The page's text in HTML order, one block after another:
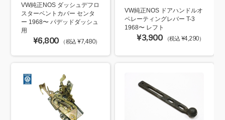
VW純正NOS ダッシュデフロ
スターベントカバー センタ
ー 1968〜 パデッドダッシュ
用
¥6,800 （税込 ¥7,480）
VW純正NOS ドアハンドルオ
ペレーティングレバー T-3
1968〜 レフト
¥3,900 （税込 ¥4,290）